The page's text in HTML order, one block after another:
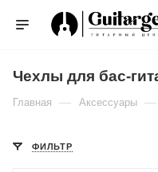
Чехлы для бас-
Главная — Аксессуары —
ФИЛЬТР